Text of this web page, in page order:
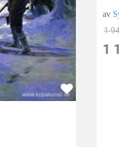
av
1
1